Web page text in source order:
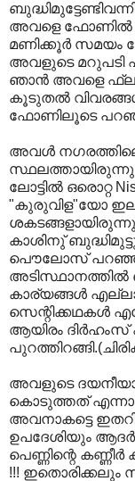
അവളെ ഫോണില്‍
മണിക്കൂര്‍ സമയം
അവളുടെ മറുപടി
ഞാന്‍ അവളെ
കൂടുതല്‍
ഫോണിലൂടെ
അവള്‍ നഗരത്തിലെ
സ്ഥലത്തായിരുന്നു
ലോട്ടില്‍ ഒരൊറ്റ
"കുരുവിള"യോ
കാശിനു്
പൌലോസ് പറഞ്ഞു
കാര്യങ്ങള്‍
സെന്റിക്കഥകള്‍
ആയിരം ദിര്‍ഹംസ്
അവളുടെ
കൊടുത്തത്
അവനാകട്ടെ
ഉപദേശിയും
പെണ്ണിന്റെ
!!! ഇതൊരിക്കലും